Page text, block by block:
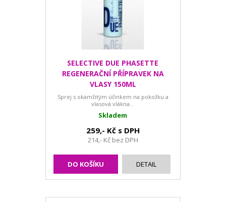
SELECTIVE DUE PHASETTE
REGENERAČNÍ PŘÍPRAVEK NA
VLASY 150ML
Sprej s okamžitým účinkem na pokožku a
vlasová vlákna...
Skladem
259,- Kč s DPH
214,- Kč bez DPH
DO KOŠÍKU DETAIL